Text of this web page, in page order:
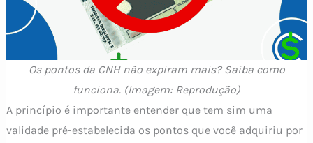
Os pontos da CNH não expiram mais? Saiba como
funciona. (Imagem: Reprodução)
A princípio é importante entender que tem sim uma
validade pré-estabelecida os pontos que você adquiriu por